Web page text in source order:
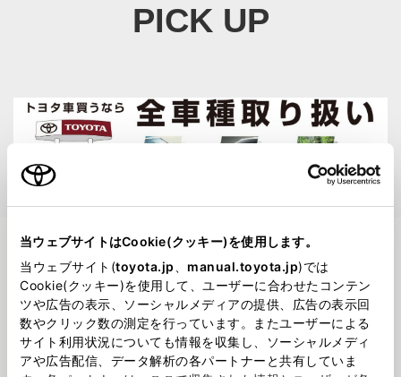
当ウェブサイトはCookie(クッキー)を使用します。
当ウェブサイト(toyota.jp manual.toyota.jp)では
Cookie(クッキー)を使用して、ユーザーに合わせたコンテン
ツや広告の表示、ソーシャルメディアの提供、広告の表示回
数やクリック数の測定を行っています。またユーザーによる
サイト利用状況についても情報を収集し、ソーシャルメディ
アや広告配信、データ解析の各パートナーと共有していま
PICK UP
2026724 2026630